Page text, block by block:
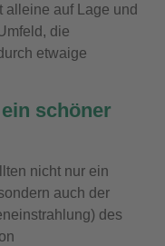
alleine auf Lage und
die
etwaige
schöner
nicht nur ein
auch der
des